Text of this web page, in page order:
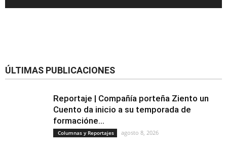
ÚLTIMAS PUBLICACIONES
Reportaje | Compañía porteña Ziento un
Cuento da inicio a su temporada de
formacióne...
Columnas y Reportajes agosto 8, 2026